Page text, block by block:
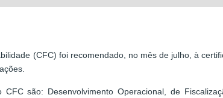
(CFC) foi recomendado, no mês de julho, à
são: Desenvolvimento Operacional, de